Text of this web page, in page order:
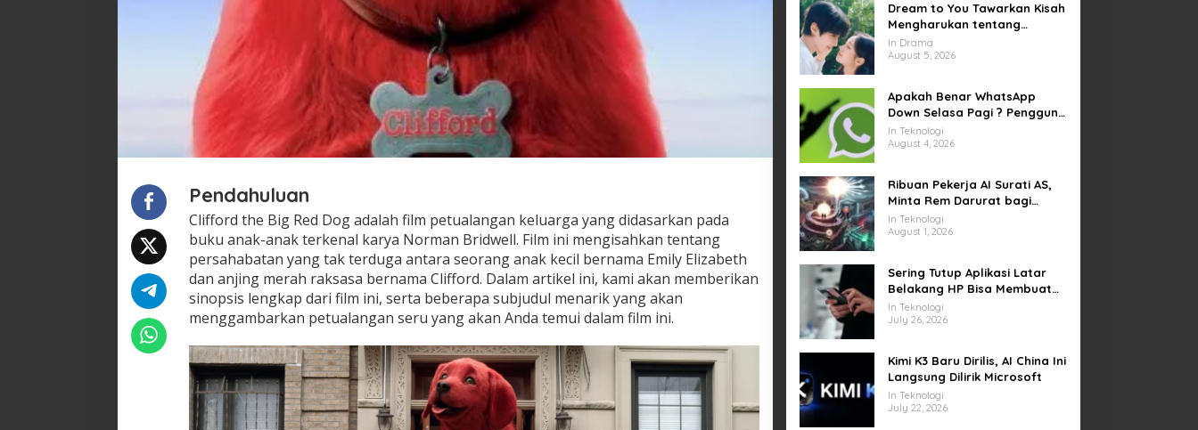
Pendahuluan
Clifford the Big Red Dog adalah film petualangan keluarga yang didasarkan pada
buku anak-anak terkenal karya Norman Bridwell. Film ini mengisahkan tentang
persahabatan yang tak terduga antara seorang anak kecil bernama Emily Elizabeth
dan anjing merah raksasa bernama Clifford. Dalam artikel ini, kami akan memberikan
sinopsis lengkap dari film ini, serta beberapa subjudul menarik yang akan
menggambarkan petualangan seru yang akan Anda temui dalam film ini.
Dream to You Tawarkan Kisah
Mengharukan tentang
Perjuangan Meraih Mimpi
yang Sempat Tertunda
In Drama
August 5, 2026
Apakah Benar WhatsApp
Down Selasa Pagi ? Pengguna
Kesulitan Kirim Gambar dan
Video di Sejumlah Wilayah
In Teknologi
August 4, 2026
Ribuan Pekerja AI Surati AS,
Minta Rem Darurat bagi
Teknologi Canggih
In Teknologi
August 1, 2026
Sering Tutup Aplikasi Latar
Belakang HP Bisa Membuat
Baterai Lebih Boros
In Teknologi
July 26, 2026
Kimi K3 Baru Dirilis, AI China Ini
Langsung Dilirik Microsoft
In Teknologi
July 22, 2026